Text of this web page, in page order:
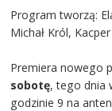
Program tworzą:
Michał Król,
Premiera nowego
sobotę, tego dnia
godzinie 9 na